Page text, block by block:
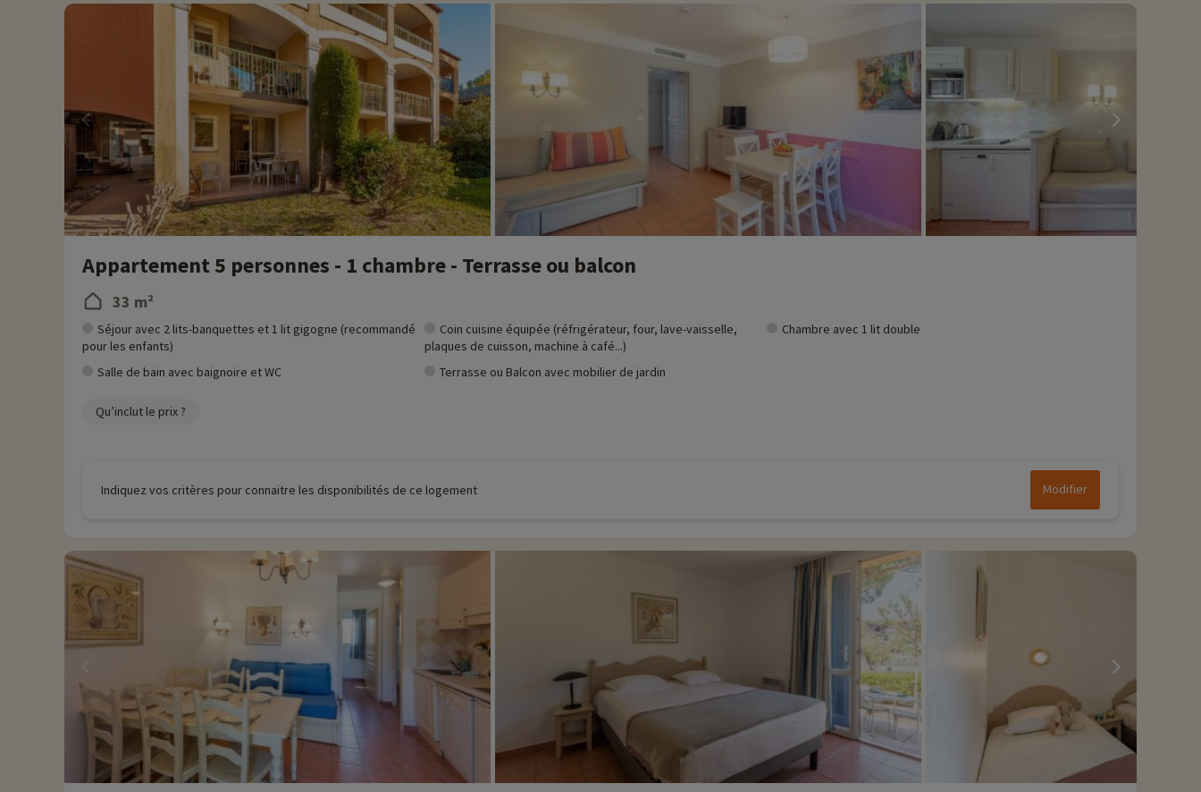
Appartement 5 personnes - 1 chambre - Terrasse ou balcon
33 m²
Séjour avec 2 lits-banquettes et 1 lit gigogne (recommandé
pour les enfants)
Coin cuisine équipée (réfrigérateur, four, lave-vaisselle,
plaques de cuisson, machine à café...)
Chambre avec 1 lit double
Salle de bain avec baignoire et WC Terrasse ou Balcon avec mobilier de jardin
Qu’inclut le prix ?
Indiquez vos critères pour connaitre les disponibilités de ce logement Modifier